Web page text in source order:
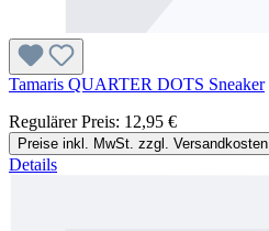
Tamaris QUARTER DOTS Sneaker
Regulärer Preis: 12,95 €
Preise inkl. MwSt. zzgl. Versandkosten
Details